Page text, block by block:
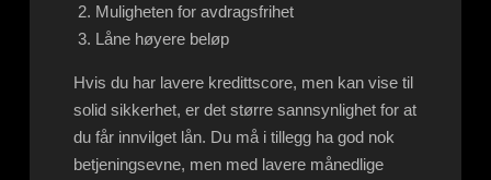
Muligheten for avdragsfrihet
Låne høyere beløp
Hvis du har lavere kredittscore, men kan vise til
solid sikkerhet, er det større sannsynlighet for at
du får innvilget lån. Du må i tillegg ha god nok
betjeningsevne, men med lavere månedlige